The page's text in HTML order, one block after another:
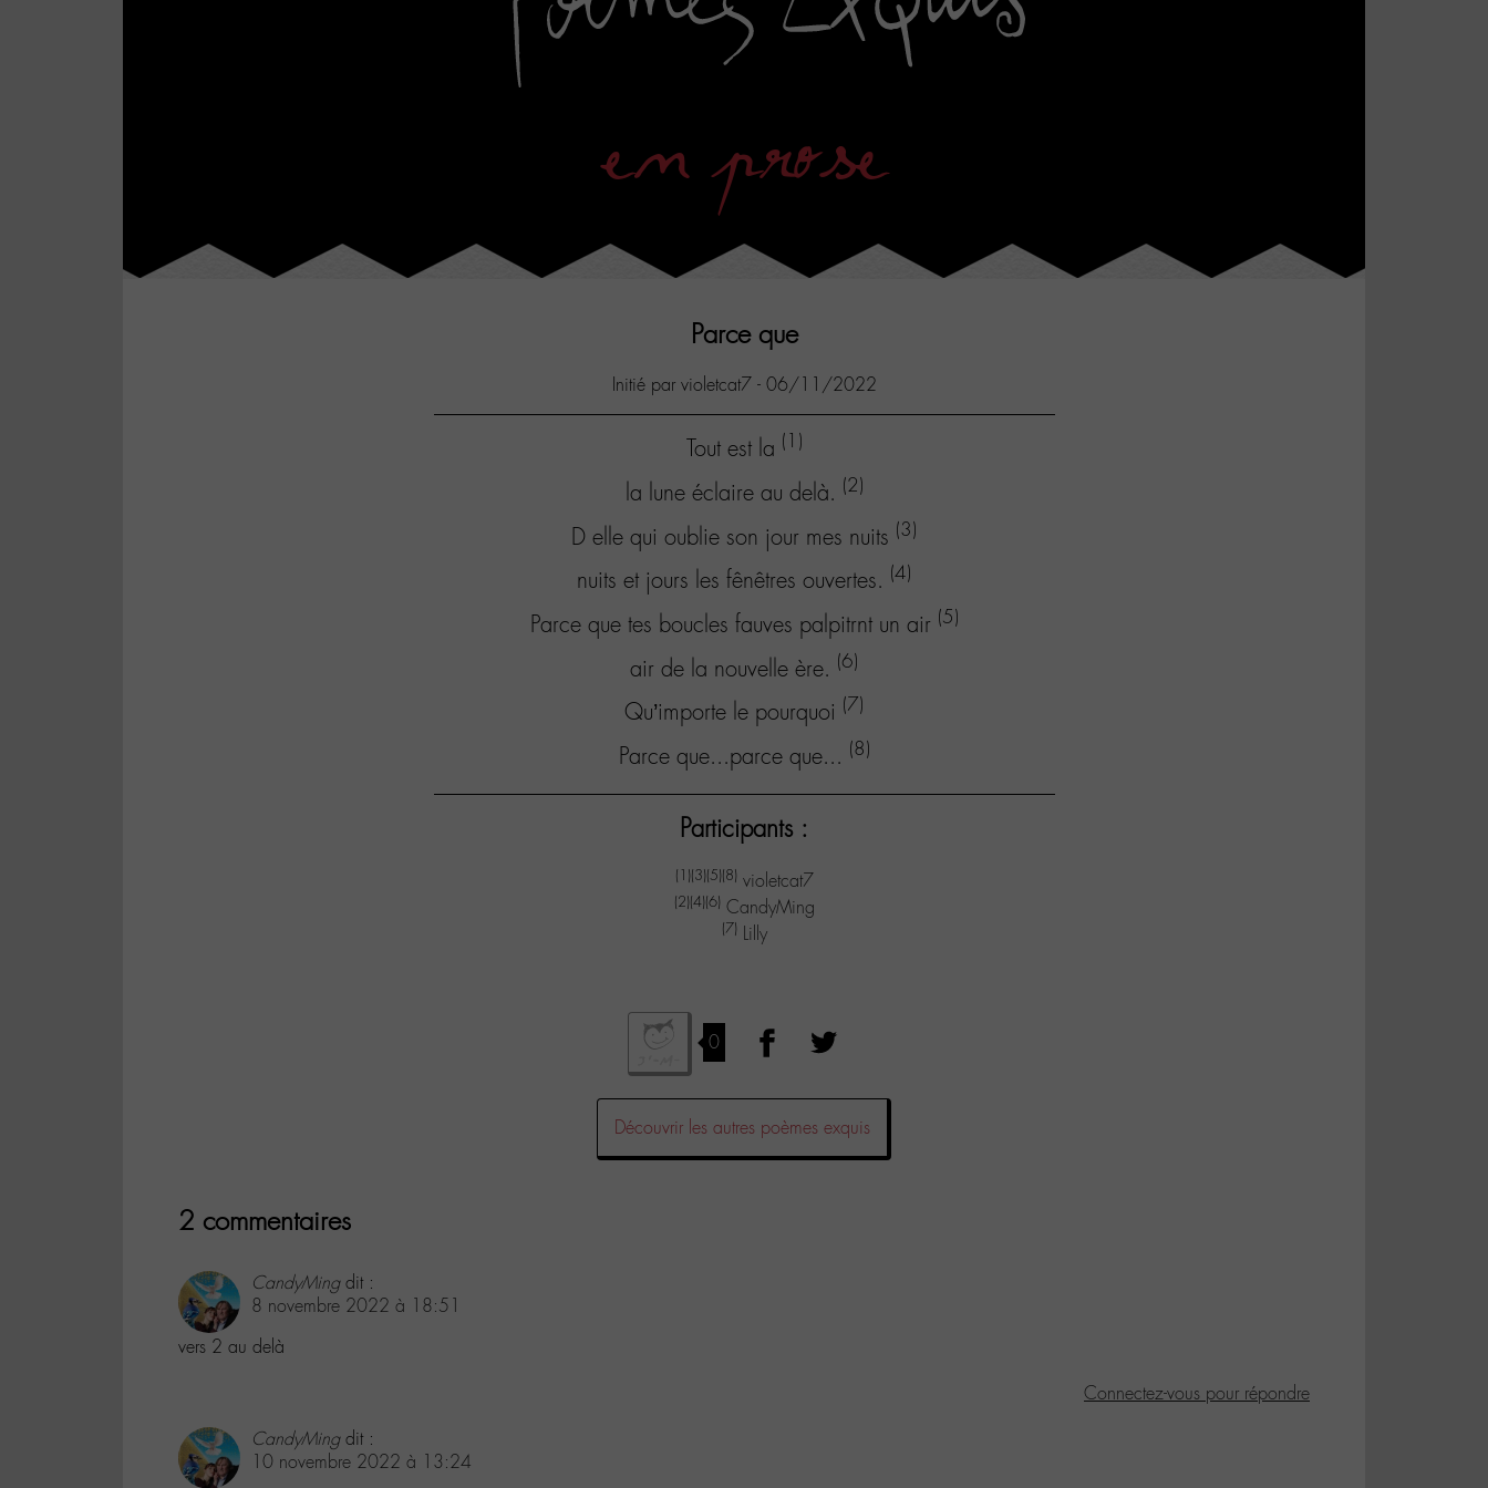
en prose
Parce que
Initié par violetcat7 - 06/11/2022
Tout est la (1)
la lune éclaire au delà. (2)
D elle qui oublie son jour mes nuits (3)
nuits et jours les fênêtres ouvertes. (4)
Parce que tes boucles fauves palpitrnt un air (5)
air de la nouvelle ère. (6)
Qu’importe le pourquoi (7)
Parce que...parce que... (8)
Participants :
(1)(3)(5)(8) violetcat7
(2)(4)(6) CandyMing
(7) Lilly
0
Découvrir les autres poèmes exquis
2 commentaires
CandyMing dit :
8 novembre 2022 à 18:51
vers 2 au delà
Connectez-vous pour répondre
CandyMing dit :
10 novembre 2022 à 13:24